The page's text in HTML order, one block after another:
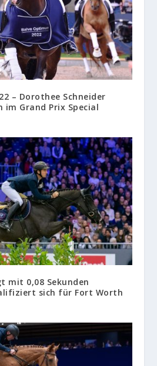
– Dorothee Schneider
im Grand Prix Special
mit 0,08 Sekunden
sich für Fort Worth